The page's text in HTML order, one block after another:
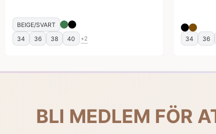
BEIGE/SVART
34
36 38 40 +2 34 36
BLI MEDLEM FÖR